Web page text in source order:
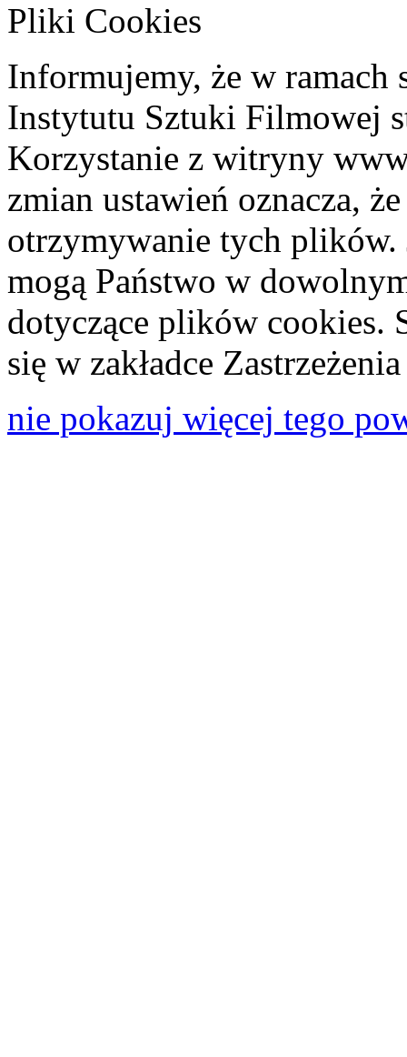
Pliki Cookies
Informujemy, że w ramach
Instytutu Sztuki Filmowej
Korzystanie z witryny
zmian ustawień oznacza,
otrzymywanie tych plików.
mogą Państwo w
dotyczące plików cookies.
się w zakładce
nie pokazuj więcej tego